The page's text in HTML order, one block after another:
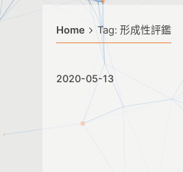
Home Tag: 形成性評鑑
2020-05-13